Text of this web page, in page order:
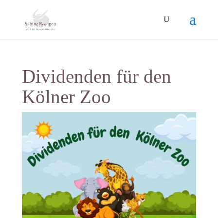
Dividenden für den
Kölner Zoo